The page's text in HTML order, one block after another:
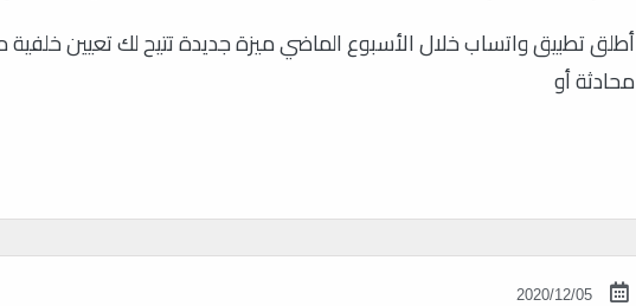
أطلق تطبيق واتساب خلال الأسبوع الماضي ميزة جديدة تتيح لك تعيين
محادثة أو
2020/12/05